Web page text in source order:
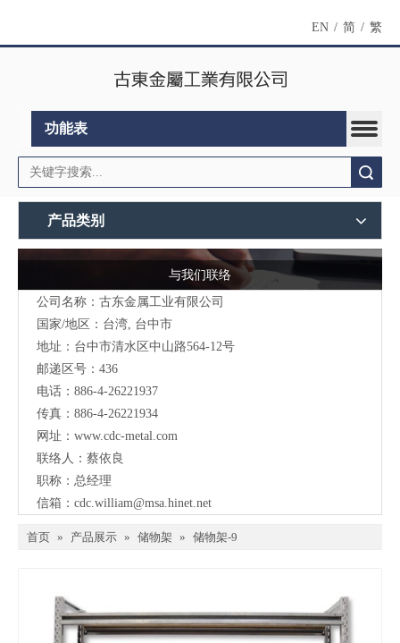
EN / 简 / 繁
功能表
产品类别
与我们联络
公司名称：古东金属工业有限公司
国家/地区：台湾, 台中市
地址：台中市清水区中山路564-12号
邮递区号：436
电话：886-4-26221937
传真：886-4-26221934
网址： www.cdc-metal.com
联络人：蔡依良
职称：总经理
信箱： cdc.william@msa.hinet.net
首页 » 产品展示 » 储物架 » 储物架-9